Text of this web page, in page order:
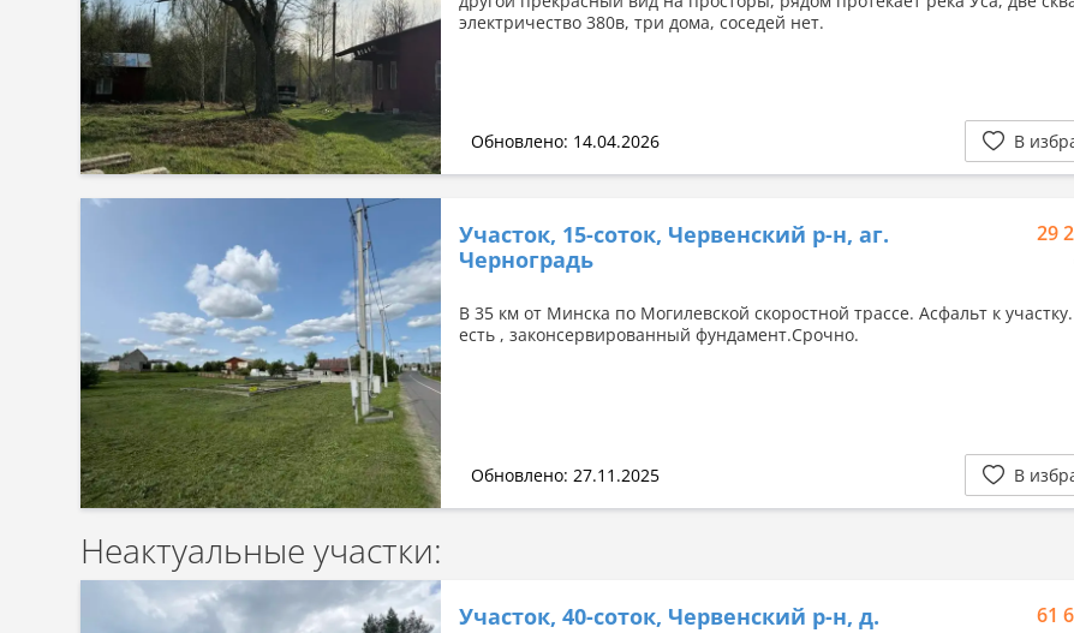
электричество 380в, три дома, соседей нет.
Обновлено: 14.04.2026 В
Участок, 15-соток, Червенский р-н, аг.
Черноградь
29
В 35 км от Минска по Могилевской скоростной трассе. Асфальт к
есть , законсервированный фундамент.Срочно.
Обновлено: 27.11.2025 В
Неактуальные участки:
Участок, 40-соток, Червенский р-н, д.
61